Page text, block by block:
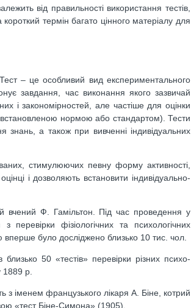
від правильності використання тестів,
термін багато цінного матеріалу для
– це особливий вид експериментального
завдання, час виконання якого зазвичай
і закономірностей, але частіше для оцінки
(встановленою нормою або стандартом). Тести
знань, а також при вивченні індивідуальних
стимулюючих певну форму активності,
і дозволяють встановити індивідуально-
вчений Ф. Гамільтон. Під час проведення у
фізіологічних та психологічних
було досліджено близько 10 тис. чол.
50 «тестів» перевірки різних психо-
1889 р.
з іменем французького лікаря А. Біне, котрий
«тест Біне-Симона» (1905).